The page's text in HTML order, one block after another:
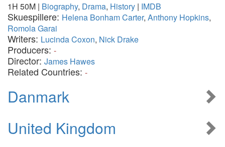
1H 50M | Biography, Drama, History | IMDB
Skuespillere: Helena Bonham Carter, Anthony Hopkins,
Romola Garai
Writers: Lucinda Coxon, Nick Drake
Producers: -
Director: James Hawes
Related Countries: -
Danmark
United Kingdom